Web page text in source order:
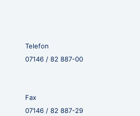
Telefon
07146 / 82 887-00
Fax
07146 / 82 887-29